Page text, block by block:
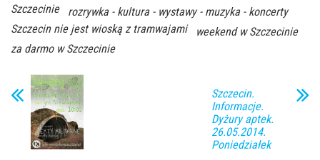
Szczecinie
rozrywka - kultura - wystawy - muzyka - koncerty
Szczecin nie jest wioską z tramwajami
weekend w Szczecinie
za darmo w Szczecinie
Szczecin.
Informacje.
Dyżury aptek.
26.05.2014.
Poniedziałek